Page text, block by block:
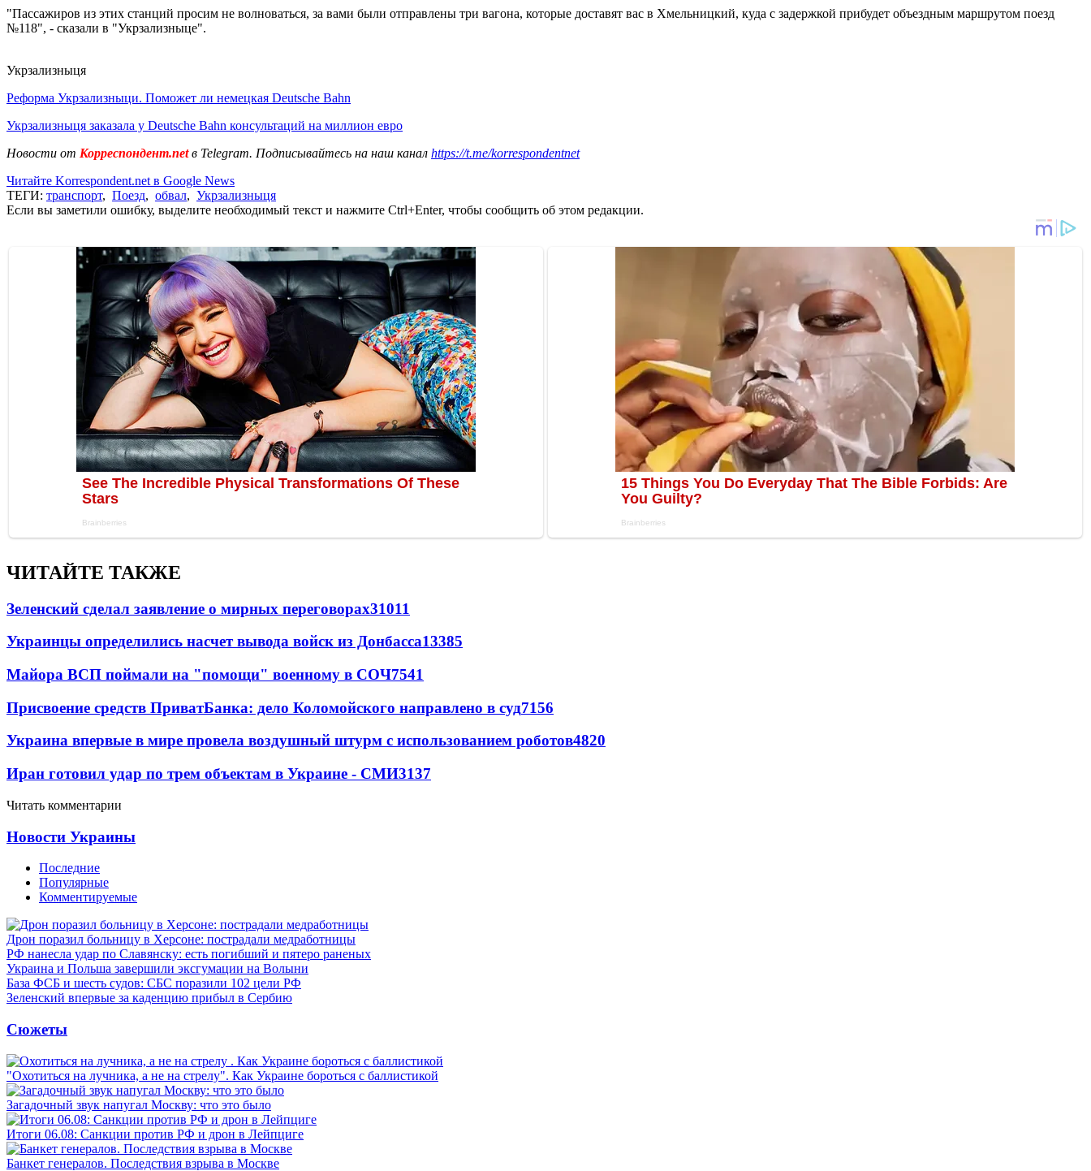
"Пассажиров из этих станций просим не волноваться, за вами были отправлены три вагона, которые доставят вас в Хмельницкий, куда с задержкой прибудет объездным маршрутом поезд
№118", - сказали в "Укрзализныце".
Укрзализныця
Реформа Укрзализныци. Поможет ли немецкая Deutsche Bahn
Укрзализныця заказала у Deutsche Bahn консультаций на миллион евро
Новости от Корреспондент.netв Telegram. Подписывайтесь на наш канал https://t.me/korrespondentnet
Читайте Korrespondent.net в Google News
ТЕГИ: транспорт, Поезд, обвал, Укрзализныця
Если вы заметили ошибку, выделите необходимый текст и нажмите Ctrl+Enter, чтобы сообщить об этом редакции.
ЧИТАЙТЕ ТАКЖЕ
Зеленский сделал заявление о мирных переговорах31011
Украинцы определились насчет вывода войск из Донбасса13385
Майора ВСП поймали на "помощи" военному в СОЧ7541
Присвоение средств ПриватБанка: дело Коломойского направлено в суд7156
Украина впервые в мире провела воздушный штурм с использованием роботов4820
Иран готовил удар по трем объектам в Украине - СМИ3137
Читать комментарии
Новости Украины
Последние
Популярные
Комментируемые
Дрон поразил больницу в Херсоне: пострадали медработницы
РФ нанесла удар по Славянску: есть погибший и пятеро раненых
Украина и Польша завершили эксгумации на Волыни
База ФСБ и шесть судов: СБС поразили 102 цели РФ
Зеленский впервые за каденцию прибыл в Сербию
Сюжеты
"Охотиться на лучника, а не на стрелу". Как Украине бороться с баллистикой
Загадочный звук напугал Москву: что это было
Итоги 06.08: Санкции против РФ и дрон в Лейпциге
Банкет генералов. Последствия взрыва в Москве